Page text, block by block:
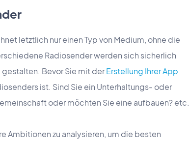
letztlich nur einen Typ von Medium, ohne die
Radiosender werden sich sicherlich
Bevor Sie mit derErstellung Ihrer App
ist. Sind Sie ein Unterhaltungs- oder
oder möchten Sie eine aufbauen? etc.
Ambitionen zu analysieren, um die besten